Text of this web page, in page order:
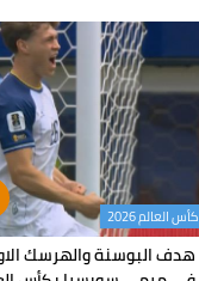
كأس العالم 2026
هدف البوسنة والهرسك